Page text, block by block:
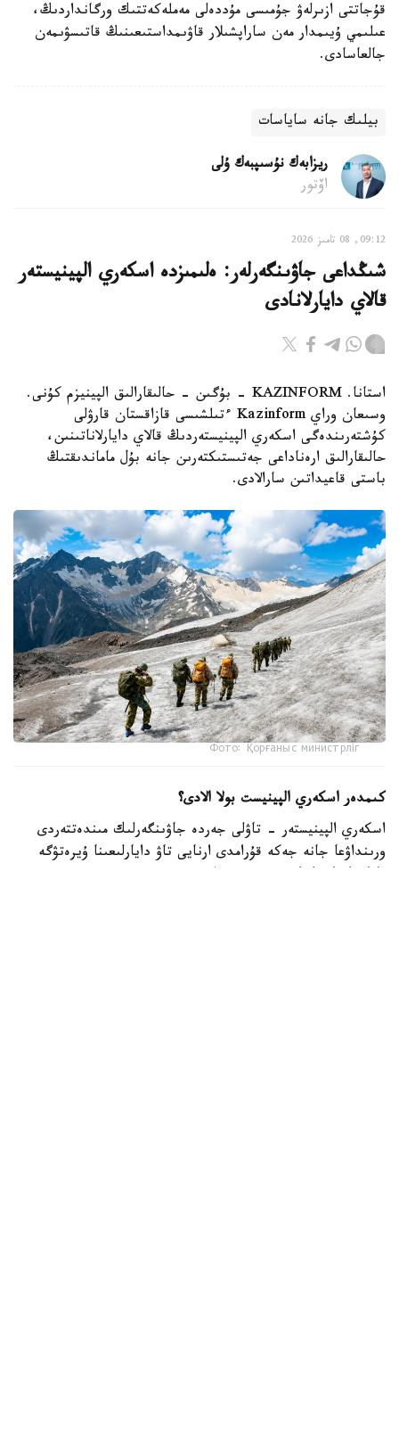
قۇجاتتى ازىرلەۋ جۇمىسى مۇددەلى مەملەكەتتىك ورگانداردىڭ،
عىلىمي ۇيىمدار مەن ساراپشىلار قاۋىمداستىعىنىڭ قاتىسۋىمەن
جالعاسادى.
بيلىك جانە ساياسات
ريزابەك نۇسىپبەك ۇلى
اۆتور
09:12, 08 تامىز 2026
شىڭداعى جاۋىنگەرلەر: ەلىمىزدە اسكەري الپينيستەر
قالاي دايارلانادى
استانا. KAZINFORM - بۇگىن - حالىقارالىق الپينيزم كۇنى.
وسىعان وراي Kazinform ءتىلشىسى قازاقستان قارۋلى
كۇشتەرىندەگى اسكەري الپينيستەردىڭ قالاي دايارلاناتىنىن،
حالىقارالىق ارەناداعى جەتىستىكتەرىن جانە بۇل ماماندىقتىڭ
باستى قاعيداتىن سارالادى.
Фото: Қорғаныс министрліг
كىمدەر اسكەري الپينيست بولا الادى؟
اسكەري الپينيستەر - تاۋلى جەردە جاۋىنگەرلىك مىندەتتەردى
ورىنداۋعا جانە جەكە قۇرامدى ارنايى تاۋ دايارلىعىنا ۇيرەتۋگە